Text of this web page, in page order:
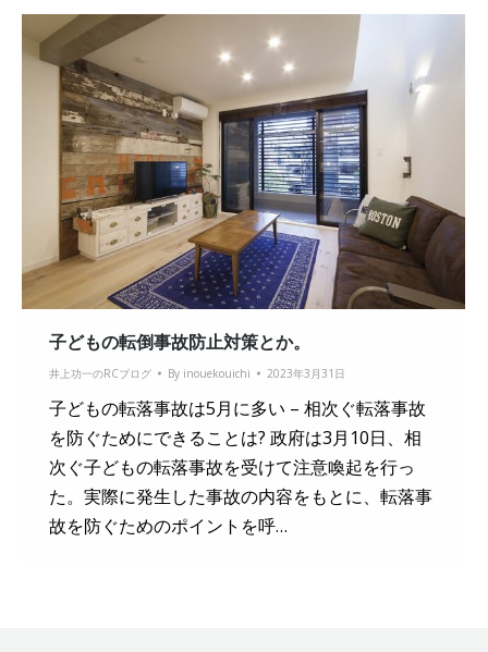
子どもの転倒事故防止対策とか。
井上功一のRCブログ By inouekouichi 2023年3月31日
子どもの転落事故は5月に多い – 相次ぐ転落事故
を防ぐためにできることは? 政府は3月10日、相
次ぐ子どもの転落事故を受けて注意喚起を行っ
た。実際に発生した事故の内容をもとに、転落事
故を防ぐためのポイントを呼…